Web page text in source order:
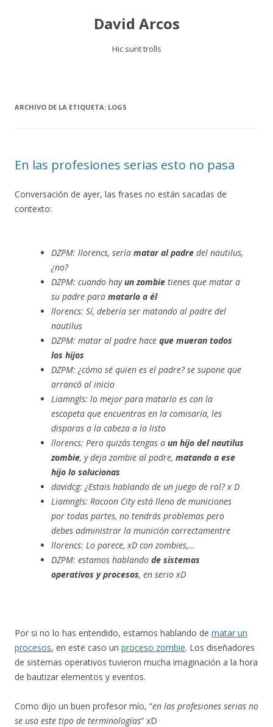
David Arcos
Hic sunt trolls
ARCHIVO DE LA ETIQUETA: LOGS
En las profesiones serias esto no pasa
Conversación de ayer, las frases no están sacadas de
contexto:
DZPM: llorencs, sería matar al padre del nautilus,
¿no?
DZPM: cuando hayun zombie tienes que matar a
su padre para matarlo a él
llorencs: Sí, debería ser matando al padre del
nautilus
DZPM: matar al padre hace que mueran todos
los hijos
DZPM: ¿cómo sé quien es el padre? se supone que
arrancó al inicio
Liamngls: lo mejor para matarlo es con la
escopeta que encuentras en la comisaría, les
disparas a la cabeza a la listo
llorencs: Pero quizás tengas a un hijo del nautilus
zombie, y deja zombie al padre, matando a ese
hijo lo solucionas
davidcg: ¿Estais hablando de un juego de rol? x D
Liamngls: Racoon City está lleno de municiones
por todas partes, no tendrás problemas pero
debes administrar la munición correctamentre
llorencs: Lo parece, xD con zombies,…
DZPM: estamos hablando de sistemas
operativos y procesos, en serio xD
Por si no lo has entendido, estamos hablando de matar un
procesos, en este caso un proceso zombie. Los diseñadores
de sistemas operativos tuvieron mucha imaginación a la hora
de bautizar elementos y eventos.
Como dijo un buen profesor mío, “en las profesiones serias no
se usa este tipo de terminologías” xD